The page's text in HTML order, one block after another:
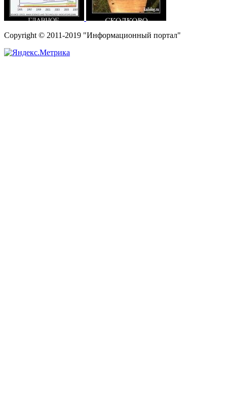
Copyright © 2011-2019 "Информационный портал"